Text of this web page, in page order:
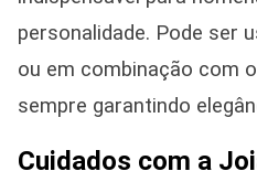
personalidade. Pode ser
ou em combinação com
sempre garantindo
Cuidados com a